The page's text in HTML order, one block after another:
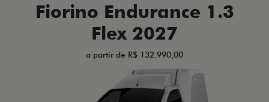
Fiorino Endurance 1.3
Flex 2027
a partir de R$ 132.990,00